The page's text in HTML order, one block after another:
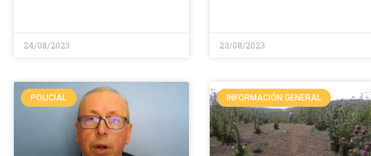
24/08/2023 23/08/2023
POLICIAL INFORMACIÓN GENERAL